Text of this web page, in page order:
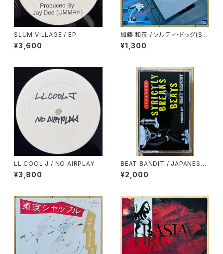
SLUM VILLAGE / EP
¥3,600
加藤 和彦 / ソルティ・ドッグ(SA
LTY DOG)
¥1,300
LL COOL J / NO AIRPLAY
¥3,800
BEAT BANDIT / JAPANESE
STRICTLY BREAKS & BEAT
S
¥2,000